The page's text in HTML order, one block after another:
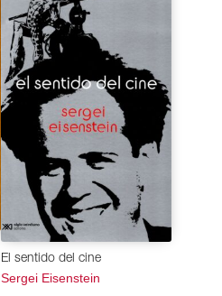
El sentido del cine
Sergei Eisenstein